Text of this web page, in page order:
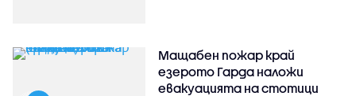
Мащабен пожар край
езерото Гарда наложи
евакуацията на стотици